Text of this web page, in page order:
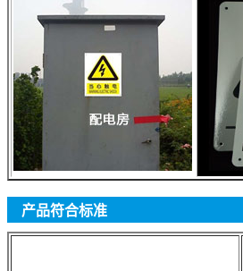
产品符合标准